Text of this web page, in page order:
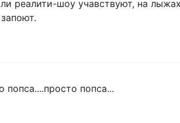
реалити-шоу учавствуют, на
попса....просто попса...